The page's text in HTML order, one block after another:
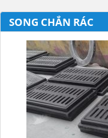
SONG CHẮN RÁC